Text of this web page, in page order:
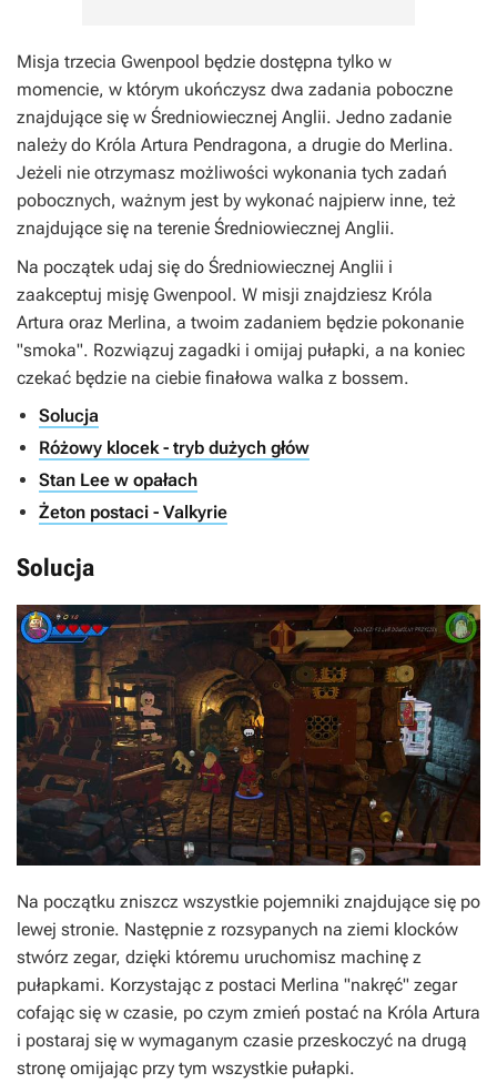
Misja trzecia Gwenpool będzie dostępna tylko w
momencie, w którym ukończysz dwa zadania poboczne
znajdujące się w Średniowiecznej Anglii. Jedno zadanie
należy do Króla Artura Pendragona, a drugie do Merlina.
Jeżeli nie otrzymasz możliwości wykonania tych zadań
pobocznych, ważnym jest by wykonać najpierw inne, też
znajdujące się na terenie Średniowiecznej Anglii.
Na początek udaj się do Średniowiecznej Anglii i
zaakceptuj misję Gwenpool. W misji znajdziesz Króla
Artura oraz Merlina, a twoim zadaniem będzie pokonanie
"smoka". Rozwiązuj zagadki i omijaj pułapki, a na koniec
czekać będzie na ciebie finałowa walka z bossem.
Solucja
Różowy klocek - tryb dużych głów
Stan Lee w opałach
Żeton postaci - Valkyrie
Solucja
Na początku zniszcz wszystkie pojemniki znajdujące się po
lewej stronie. Następnie z rozsypanych na ziemi klocków
stwórz zegar, dzięki któremu uruchomisz machinę z
pułapkami. Korzystając z postaci Merlina "nakręć" zegar
cofając się w czasie, po czym zmień postać na Króla Artura
i postaraj się w wymaganym czasie przeskoczyć na drugą
stronę omijając przy tym wszystkie pułapki.